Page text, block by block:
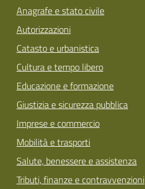
Anagrafe e stato civile
Autorizzazioni
Catasto e urbanistica
Cultura e tempo libero
Educazione e formazione
Giustizia e sicurezza pubblica
Imprese e commercio
Mobilità e trasporti
Salute, benessere e assistenza
Tributi, finanze e contravvenzioni